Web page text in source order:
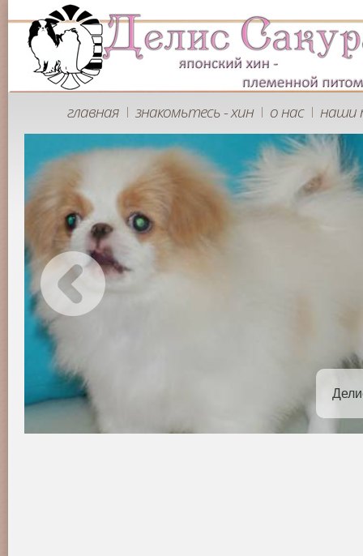
главная | знакомьтесь - хин | о нас | наши